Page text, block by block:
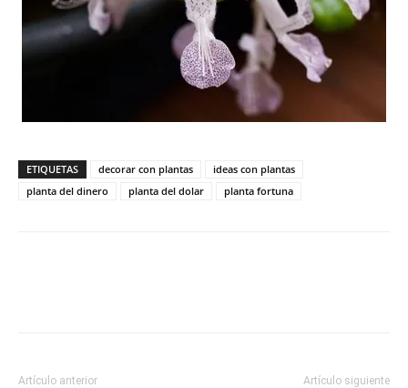
ETIQUETAS decorar con plantas
ideas con plantas
planta del dinero
planta del dolar planta fortuna
Artículo anterior Artículo siguiente